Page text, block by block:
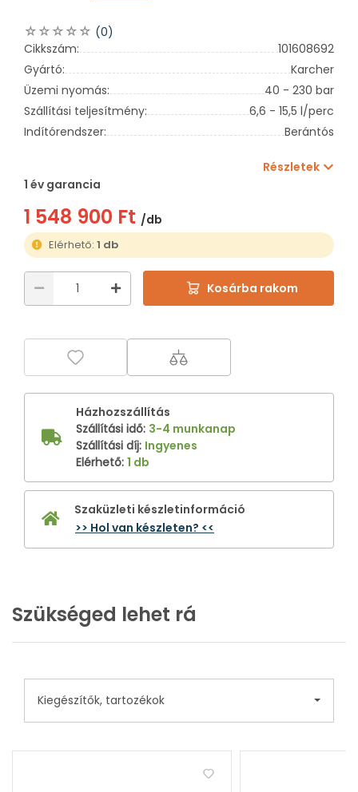
(0)
Cikkszám:
101608692
Gyártó:
Karcher
Üzemi nyomás:
40 - 230 bar
Szállítási teljesítmény:
6,6 - 15,5 l/perc
Indítórendszer:
Berántós
Részletek
1 év garancia
1 548 900 Ft /db
Elérhető:1 db
Kosárba rakom
Házhozszállítás
Szállítási idő: 3-4 munkanap
Szállítási díj: Ingyenes
Elérhető: 1 db
Szaküzleti készletinformáció
>> Hol van készleten? <<
Szükséged lehet rá
Kiegészítők, tartozékok